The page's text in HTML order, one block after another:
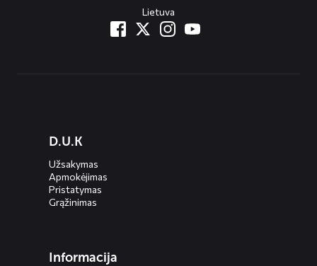
Lietuva
menusD.U.K
Užsakymas
Apmokėjimas
Pristatymas
Grąžinimas
Informacija